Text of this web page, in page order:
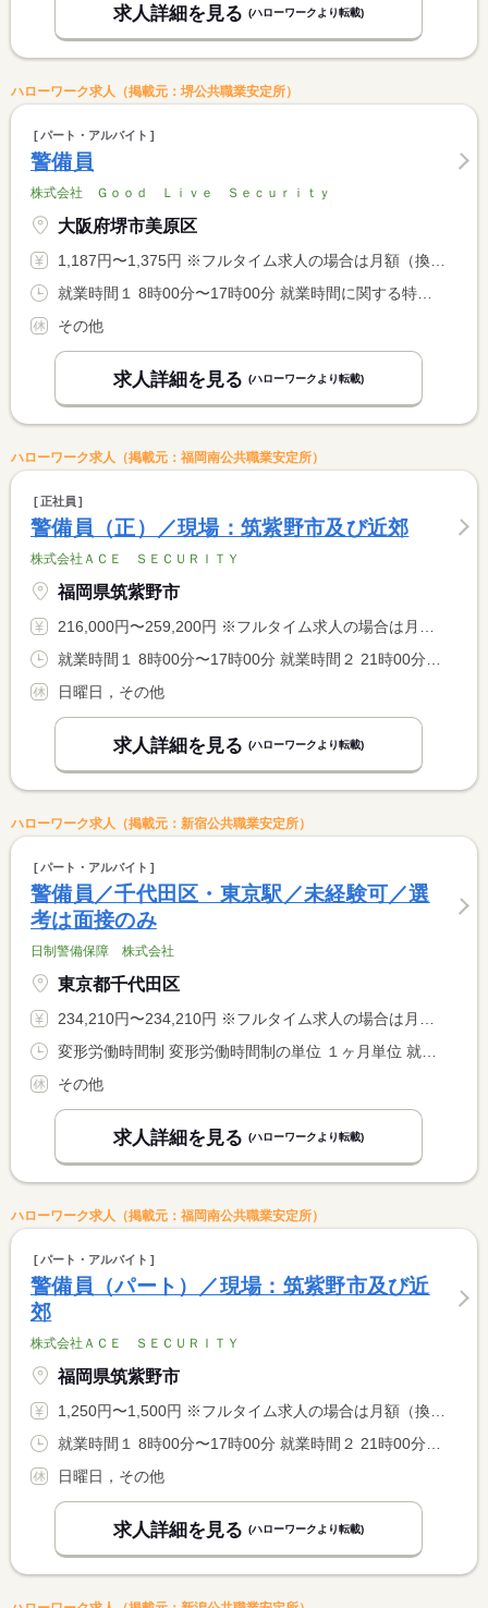
求人詳細を見る (ハローワークより転載)
ハローワーク求人（掲載元：堺公共職業安定所）
パート・アルバイト
警備員
株式会社 Ｇｏｏｄ Ｌｉｖｅ Ｓｅｃｕｒｉｔｙ
大阪府堺市美原区
1,187円〜1,375円 ※フルタイム求人の場合は月額（換算額）、パート求人の場合は時間額を表示しています。
就業時間１ 8時00分〜17時00分 就業時間に関する特記事項 現場によりますが早く終わる場合もあります。
その他
求人詳細を見る (ハローワークより転載)
ハローワーク求人（掲載元：福岡南公共職業安定所）
正社員
警備員（正）／現場：筑紫野市及び近郊
株式会社ＡＣＥ ＳＥＣＵＲＩＴＹ
福岡県筑紫野市
216,000円〜259,200円 ※フルタイム求人の場合は月額（換算額）、パート求人の場合は時間額を表示しています。
就業時間１ 8時00分〜17時00分 就業時間２ 21時00分〜6時00分 就業時間に関する特記事項 （１）が基本 <BR> 現場により（２）もあり <BR> 就業時間は相談可 <BR> 上記を基本として週４０Ｈ以内に調整あり
日曜日，その他
求人詳細を見る (ハローワークより転載)
ハローワーク求人（掲載元：新宿公共職業安定所）
パート・アルバイト
警備員／千代田区・東京駅／未経験可／選
考は面接のみ
日制警備保障 株式会社
東京都千代田区
234,210円〜234,210円 ※フルタイム求人の場合は月額（換算額）、パート求人の場合は時間額を表示しています。
変形労働時間制 変形労働時間制の単位 １ヶ月単位 就業時間１ 8時00分〜17時00分 就業時間２ 20時00分〜5時00分 就業時間に関する特記事項 ・（１）〜（２）は就業時間例です。 <BR> ・シフト制により就業日・時間が決定いたします。
その他
求人詳細を見る (ハローワークより転載)
ハローワーク求人（掲載元：福岡南公共職業安定所）
パート・アルバイト
警備員（パート）／現場：筑紫野市及び近
郊
株式会社ＡＣＥ ＳＥＣＵＲＩＴＹ
福岡県筑紫野市
1,250円〜1,500円 ※フルタイム求人の場合は月額（換算額）、パート求人の場合は時間額を表示しています。
就業時間１ 8時00分〜17時00分 就業時間２ 21時00分〜6時00分 就業時間に関する特記事項 （１）が基本 <BR> 現場により（２）もあり <BR> 就業時間は相談可
日曜日，その他
求人詳細を見る (ハローワークより転載)